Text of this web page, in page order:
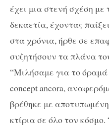
έχει μια στενή σχέση με
δεκαετία, έχοντας
στα χρόνια, ήρθε σε
συζητήσουν τα πλάνα
“Μιλήσαμε για το όραμά
concept ancora,
βρέθηκε με
κτίρια σε όλο τον